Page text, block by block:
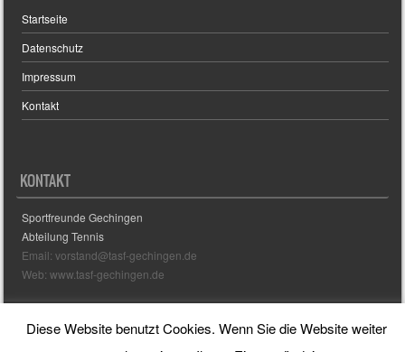
Startseite
Datenschutz
Impressum
Kontakt
KONTAKT
Sportfreunde Gechingen
Abteilung Tennis
Email: vorstand@tasf-gechingen.de
Web: www.tasf-gechingen.de
Sporty free WordPress Sports ThemePowered By WordPress
Diese Website benutzt Cookies. Wenn Sie die Website weiter